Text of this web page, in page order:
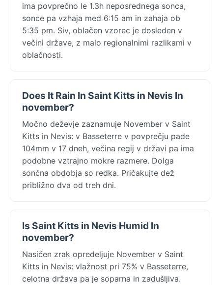
ima povprečno le 1.3h neposrednega sonca,
sonce pa vzhaja med 6:15 am in zahaja ob
5:35 pm. Siv, oblačen vzorec je dosleden v
večini države, z malo regionalnimi razlikami v
oblačnosti.
Does It Rain In Saint Kitts in Nevis In
november?
Močno deževje zaznamuje November v Saint
Kitts in Nevis: v Basseterre v povprečju pade
104mm v 17 dneh, večina regij v državi pa ima
podobne vztrajno mokre razmere. Dolga
sončna obdobja so redka. Pričakujte dež
približno dva od treh dni.
Is Saint Kitts in Nevis Humid In
november?
Nasičen zrak opredeljuje November v Saint
Kitts in Nevis: vlažnost pri 75% v Basseterre,
celotna država pa je soparna in zadušljiva.